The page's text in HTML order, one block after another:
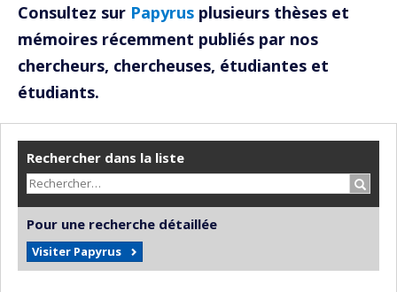
Consultez sur Papyrus plusieurs thèses et
mémoires récemment publiés par nos
chercheurs, chercheuses, étudiantes et
étudiants.
Rechercher dans la liste
Pour une recherche détaillée
Visiter Papyrus